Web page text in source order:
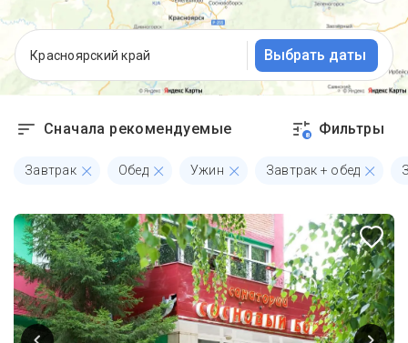
Красноярский край Выбрать даты
Сначала рекомендуемые 8 Фильтры
Завтрак Обед Ужин Завтрак + обед